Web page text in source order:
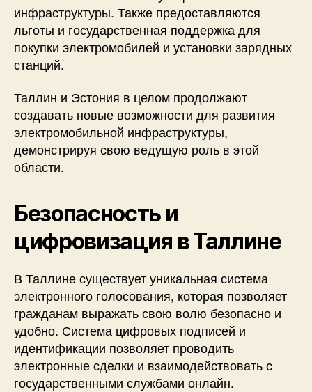
инфраструктуры. Также предоставляются
льготы и государственная поддержка для
покупки электромобилей и установки зарядных
станций.
Таллин и Эстония в целом продолжают
создавать новые возможности для развития
электромобильной инфраструктуры,
демонстрируя свою ведущую роль в этой
области.
Безопасность и
цифровизация в Таллине
В Таллине существует уникальная система
электронного голосования, которая позволяет
гражданам выражать свою волю безопасно и
удобно. Система цифровых подписей и
идентификации позволяет проводить
электронные сделки и взаимодействовать с
государственными службами онлайн.